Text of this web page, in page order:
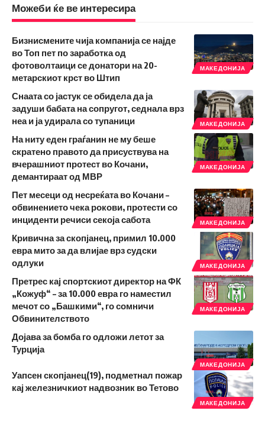
Можеби ќе ве интересира
МАКЕДОНИЈА
Бизнисмените чија компанија се најде
во Топ пет по заработка од
фотоволтаици се донатори на 20-
метарскиот крст во Штип
МАКЕДОНИЈА
Снаата со јастук се обидела да ја
задуши бабата на сопругот, седнала врз
неа и ја удирала со тупаници
МАКЕДОНИЈА
На ниту еден граѓанин не му беше
скратено правото да присуствува на
вчерашниот протест во Кочани,
демантираат од МВР
МАКЕДОНИЈА
Пет месеци од несреќата во Кочани –
обвинението чека рокови, протести со
инциденти речиси секоја сабота
МАКЕДОНИЈА
Кривична за скопјанец, примил 10.000
евра мито за да влијае врз судски
одлуки
МАКЕДОНИЈА
Претрес кај спортскиот директор на ФК
„Кожуф“ – за 10.000 евра го наместил
мечот со „Башкими“, го сомничи
Обвинителството
МАКЕДОНИЈА
Дојава за бомба го одложи летот за
Турција
МАКЕДОНИЈА
Уапсен скопјанец(19), подметнал пожар
кај железничкиот надвозник во Тетово